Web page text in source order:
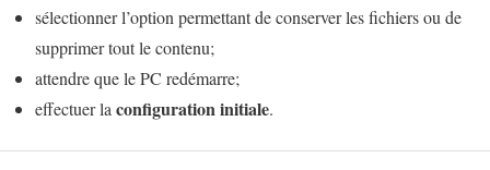
sélectionner l’option permettant de conserver les fichiers ou de
supprimer tout le contenu;
attendre que le PC redémarre;
effectuer laconfiguration initiale.